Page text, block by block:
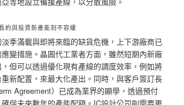
約與投資新產能刻不容緩
季滿載與即將來臨的缺貨危機，上下游廠商已
變措施。晶圓代工業者方面，雖然短期內新廠
但可以透過優化現有產線的調度效率，例如將
新配置，來最大化產出。同時，與客戶簽訂長
Agreement）已成為業界的顯學，透過預付